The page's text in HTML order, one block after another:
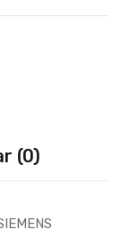
(0)